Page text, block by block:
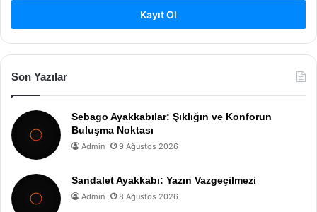
Kayıt Ol
Son Yazılar
Sebago Ayakkabılar: Şıklığın ve Konforun
Buluşma Noktası
Admin 9 Ağustos 2026
Sandalet Ayakkabı: Yazın Vazgeçilmezi
Admin 8 Ağustos 2026